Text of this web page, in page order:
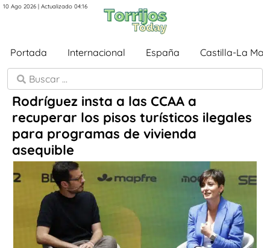
10 Ago 2026 | Actualizado 04:16
Portada Internacional España Castilla-La
Rodríguez insta a las CCAA a
recuperar los pisos turísticos ilegales
para programas de vivienda
asequible